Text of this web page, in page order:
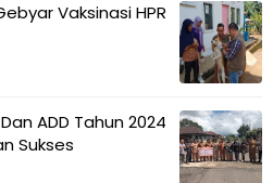
Vaksinasi HPR
ADD Tahun 2024
Sukses